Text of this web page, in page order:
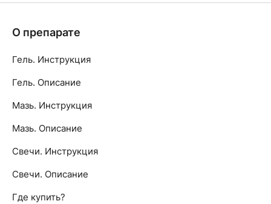
О препарате
Гель. Инструкция
Гель. Описание
Мазь. Инструкция
Мазь. Описание
Свечи. Инструкция
Свечи. Описание
Где купить?